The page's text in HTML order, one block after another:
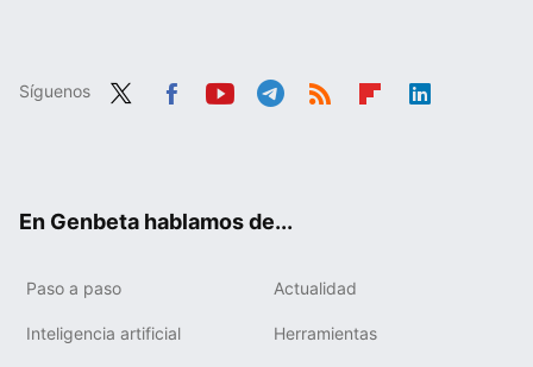
Síguenos
En Genbeta hablamos de...
Paso a paso Actualidad
Inteligencia artificial Herramientas